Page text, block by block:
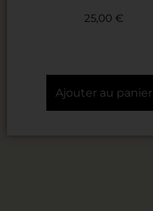
25,00 €
Ajouter au panier